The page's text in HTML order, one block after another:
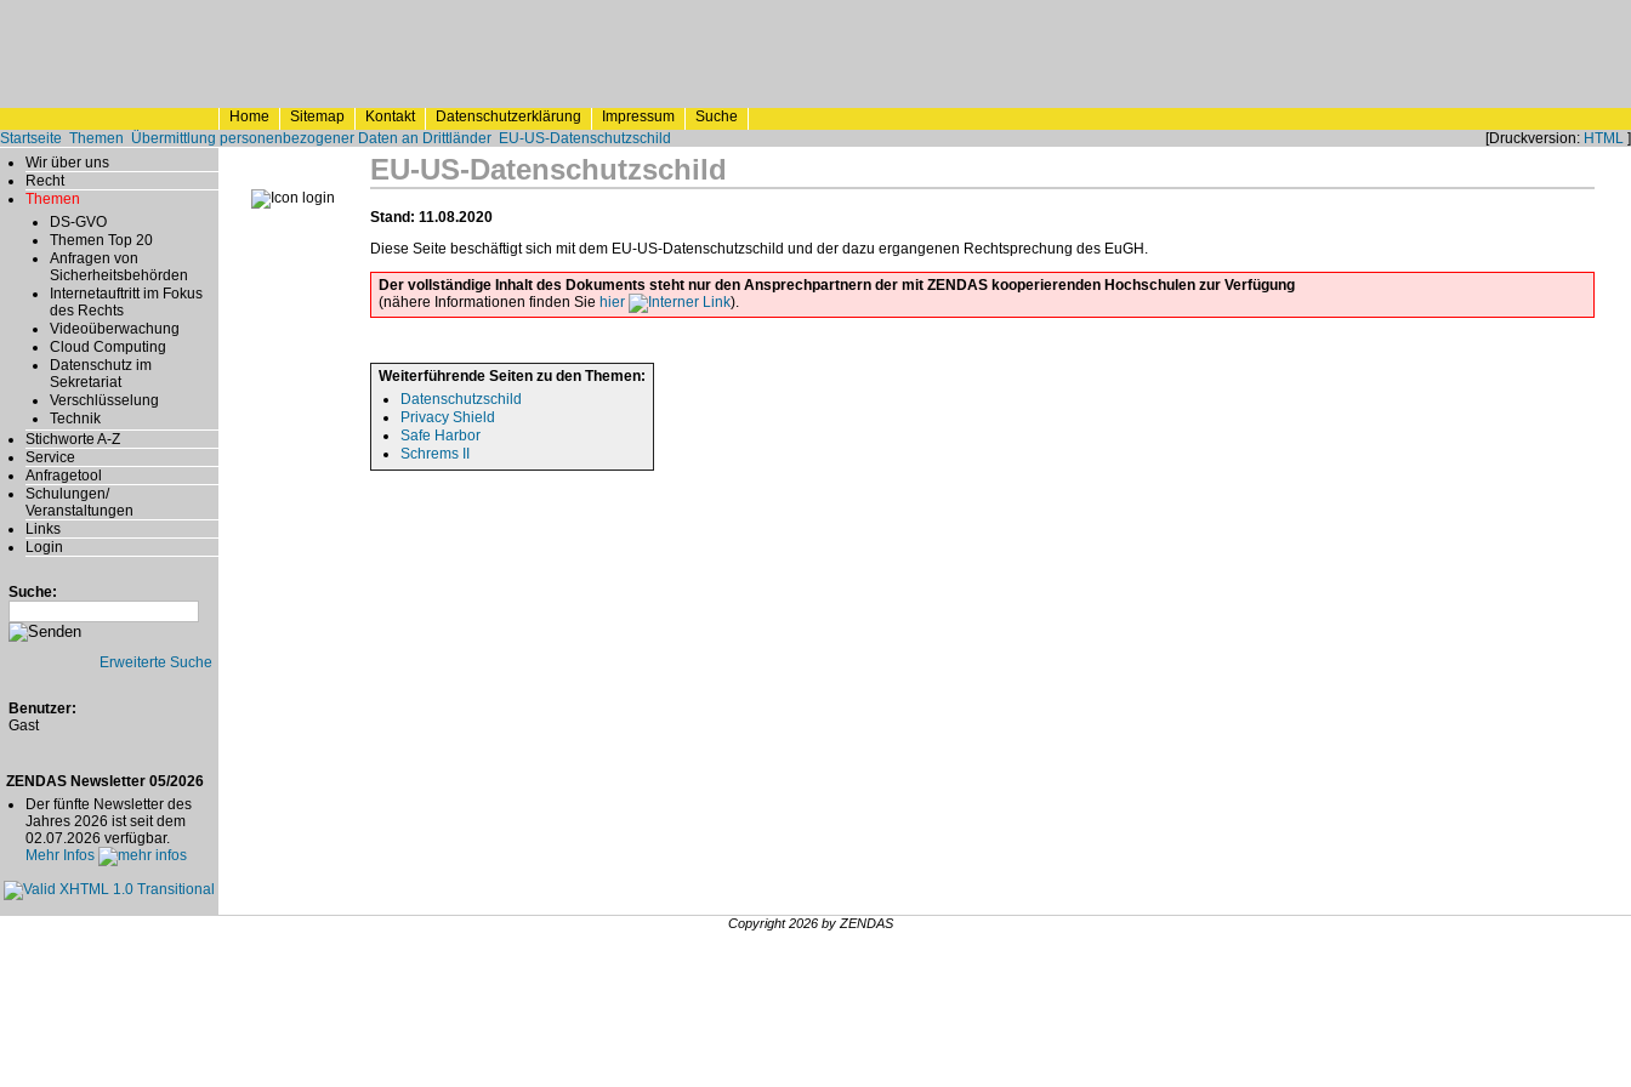
Home Sitemap Kontakt Datenschutzerklärung Impressum
Suche
Startseite Themen Übermittlung personenbezogener Daten an Drittländer EU-US-Datenschutzschild [Druckversion: HTML ]
Wir über uns
Recht
Themen
DS-GVO
Themen Top 20
Anfragen von
Sicherheitsbehörden
Internetauftritt im Fokus
des Rechts
Videoüberwachung
Cloud Computing
Datenschutz im
Sekretariat
Verschlüsselung
Technik
Stichworte A-Z
Service
Anfragetool
Schulungen/
Veranstaltungen
Links
Login
Suche:
Erweiterte Suche
Benutzer:
Gast
ZENDAS Newsletter 05/2026
Der fünfte Newsletter des
Jahres 2026 ist seit dem
02.07.2026 verfügbar.
Mehr Infos
EU-US-Datenschutzschild
Stand: 11.08.2020
Diese Seite beschäftigt sich mit dem EU-US-Datenschutzschild und der dazu ergangenen Rechtsprechung des EuGH.
Der vollständige Inhalt des Dokuments steht nur den Ansprechpartnern der mit ZENDAS kooperierenden Hochschulen zur Verfügung
(nähere Informationen finden Sie hier ).
Weiterführende Seiten zu den Themen:
Datenschutzschild
Privacy Shield
Safe Harbor
Schrems II
Copyright 2026 by ZENDAS